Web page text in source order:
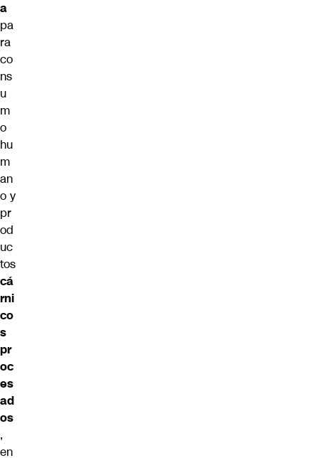
a
pa
ra
co
ns
u
m
o
hu
m
an
o y
pr
od
uc
tos
cá
rni
co
s
pr
oc
es
ad
os
,
en